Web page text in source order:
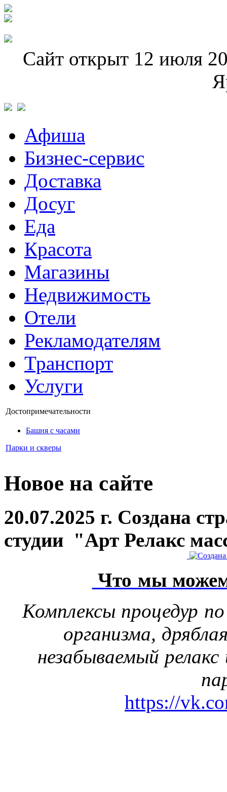
Сайт открыт 12 июля
Афиша
Бизнес-сервис
Доставка
Досуг
Еда
Красота
Магазины
Недвижимость
Отели
Рекламодателям
Транспорт
Услуги
Достопримечательности
Башня с часами
Парки и скверы
Новое на сайте
20.07.2025 г. Создана
студии "Арт Релакс
Что мы
Комплексы процедур
организма,
незабываемый
https://